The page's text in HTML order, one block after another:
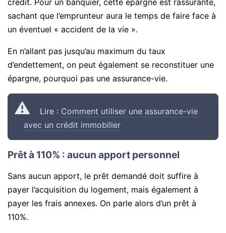
crédit. Pour un banquier, cette épargne est rassurante,
sachant que l’emprunteur aura le temps de faire face à
un éventuel « accident de la vie ».
En n’allant pas jusqu’au maximum du taux
d’endettement, on peut également se reconstituer une
épargne, pourquoi pas une assurance-vie.
Lire : Comment utiliser une assurance-vie
avec un crédit immobilier
Prêt à 110% : aucun apport personnel
Sans aucun apport, le prêt demandé doit suffire à
payer l’acquisition du logement, mais également à
payer les frais annexes. On parle alors d’un prêt à
110%.